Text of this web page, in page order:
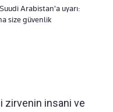
Arabistan'a uyarı:
size güvenlik
zirvenin insani ve